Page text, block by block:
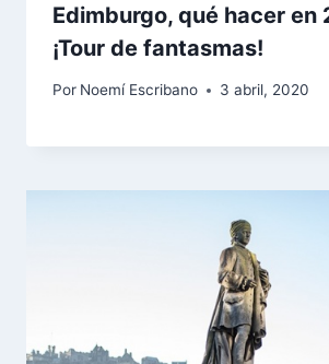
Edimburgo, qué hacer en
¡Tour de fantasmas!
Por Noemí Escribano 3 abril, 2020